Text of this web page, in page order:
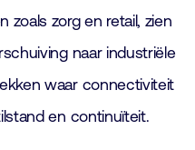
zoals zorg en retail, zien
naar industriële
waar connectiviteit
en continuïteit.